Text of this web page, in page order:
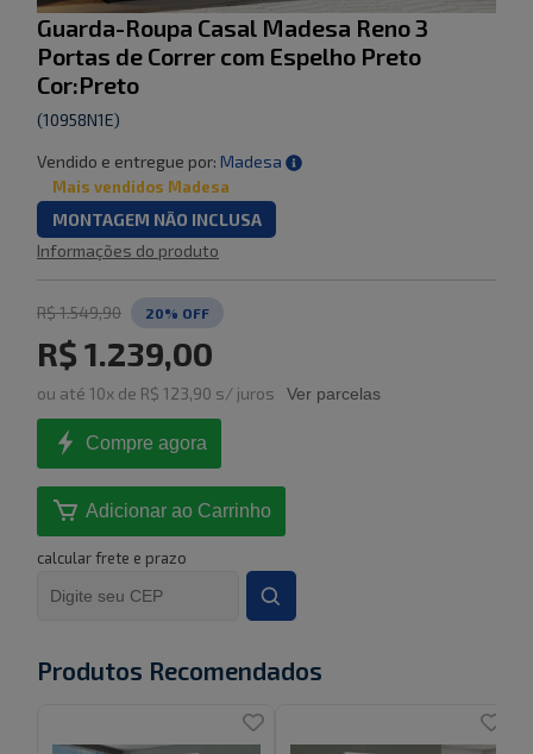
Guarda-Roupa Casal Madesa Reno 3
Portas de Correr com Espelho Preto
Cor:Preto
(10958N1E)
Vendido e entregue por: Madesa
Mais vendidos Madesa
MONTAGEM NÃO INCLUSA
Informações do produto
R$ 1.549,90 20% OFF
R$ 1.239,00
ou até 10x de R$ 123,90 s/ juros Ver parcelas
Compre agora
Adicionar ao Carrinho
calcular frete e prazo
Produtos Recomendados